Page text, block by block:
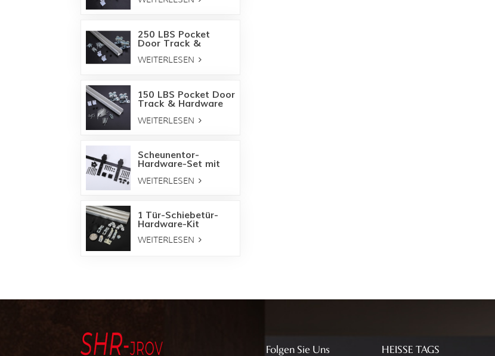
250 LBS Pocket
Door Track &
WEITERLESEN
150 LBS Pocket Door
Track & Hardware
WEITERLESEN
Scheunentor-
Hardware-Set mit
Ölbronze
WEITERLESEN
1 Tür-Schiebetür-
Hardware-Kit
WEITERLESEN
Folgen Sie Uns HEISSE TAGS